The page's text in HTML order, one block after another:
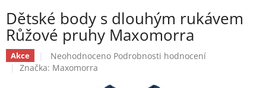
Dětské body s dlouhým rukávem
Růžové pruhy Maxomorra
Akce
Průměrné
hodnocení
Neohodnoceno Podrobnosti hodnocení
Značka: Maxomorra